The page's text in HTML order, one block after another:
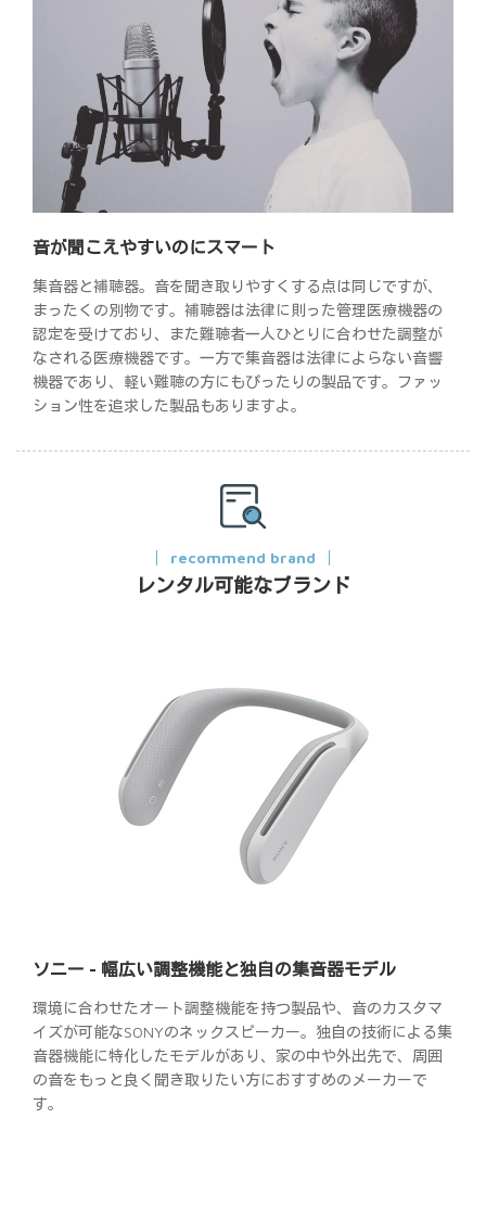
音が聞こえやすいのにスマート
集音器と補聴器。音を聞き取りやすくする点は同じですが、
まったくの別物です。補聴器は法律に則った管理医療機器の
認定を受けており、また難聴者一人ひとりに合わせた調整が
なされる医療機器です。一方で集音器は法律によらない音響
機器であり、軽い難聴の方にもぴったりの製品です。ファッ
ション性を追求した製品もありますよ。
recommend brand
レンタル可能なブランド
ソニー - 幅広い調整機能と独自の集音器モデル
環境に合わせたオート調整機能を持つ製品や、音のカスタマ
イズが可能なSONYのネックスピーカー。独自の技術による集
音器機能に特化したモデルがあり、家の中や外出先で、周囲
の音をもっと良く聞き取りたい方におすすめのメーカーで
す。